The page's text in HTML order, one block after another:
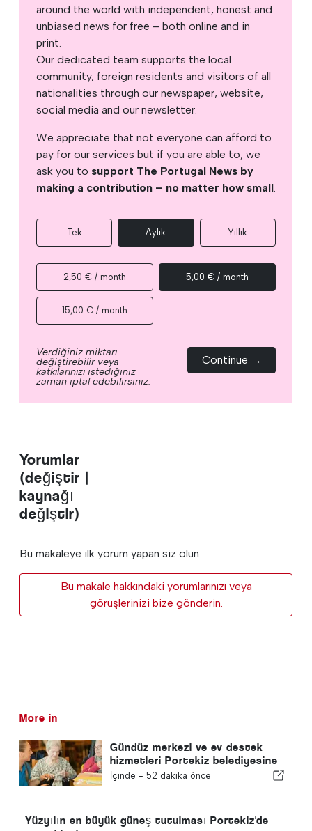
around the world with independent, honest and
unbiased news for free – both online and in
print.
Our dedicated team supports the local
community, foreign residents and visitors of all
nationalities through our newspaper, website,
social media and our newsletter.
We appreciate that not everyone can afford to
pay for our services but if you are able to, we
ask you to support The Portugal News by
making a contribution – no matter how small.
Tek Aylık Yıllık
2,50 € / month 5,00 € / month
15,00 € / month
Verdiğiniz miktarı
değiştirebilir veya
katkılarınızı istediğiniz
zaman iptal edebilirsiniz.
Continue →
Yorumlar
(değiştir |
kaynağı
değiştir)
Bu makaleye ilk yorum yapan siz olun
Bu makale hakkındaki yorumlarınızı veya
görüşlerinizi bize gönderin.
More in
Gündüz merkezi ve ev destek
hizmetleri Portekiz belediyesine
geri dönecek
İçinde - 52 dakika önce
Yüzyılın en büyük güneş tutulması Portekiz'de